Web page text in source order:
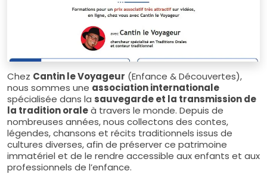
Chez Cantin le Voyageur (Enfance & Découvertes),
nous sommes une association internationale
spécialisée dans la sauvegarde et la transmission de
la tradition oraleà travers le monde. Depuis de
nombreuses années, nous collectons des contes,
légendes, chansons et récits traditionnels issus de
cultures diverses, afin de préserver ce patrimoine
immatériel et de le rendre accessible aux enfants et aux
professionnels de l’enfance.